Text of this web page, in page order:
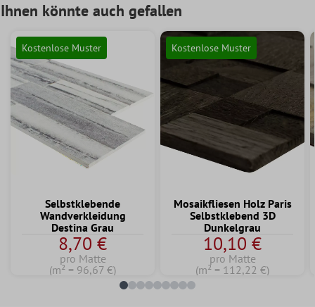
Ihnen könnte auch gefallen
Kostenlose Muster
Selbstklebende
Wandverkleidung
Destina Grau
8,70 €
pro Matte
(m² = 96,67 €)
Kostenlose Muster
Mosaikfliesen Holz Paris
Selbstklebend 3D
Dunkelgrau
10,10 €
pro Matte
(m² = 112,22 €)